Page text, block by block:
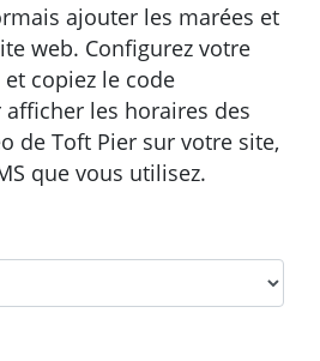
ajouter les marées et
web. Configurez votre
copiez le code
les horaires des
de Toft Pier sur votre site,
que vous utilisez.